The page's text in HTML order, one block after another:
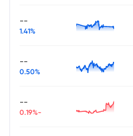
--
1.41%
--
0.50%
--
-0.19%